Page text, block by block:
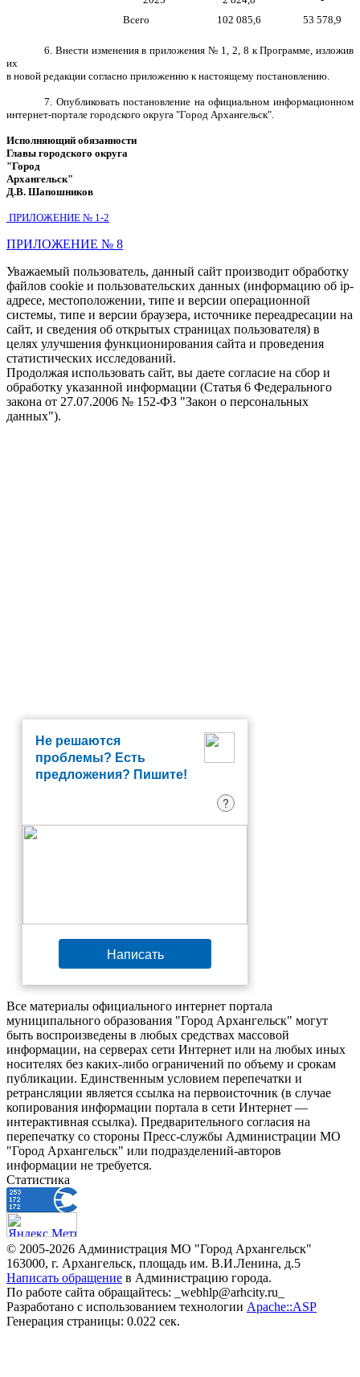
Всего
102 085,6 53 578,9
6. Внести изменения в приложения № 1, 2, 8 к Программе, изложив
их
в новой редакции согласно приложению к настоящему постановлению.
7. Опубликовать постановление на официальном информационном
интернет-портале городского округа "Город Архангельск".
Исполняющий обязанности
Главы городского округа
"Город
Архангельск"
Д.В. Шапошников
ПРИЛОЖЕНИЕ № 1-2
ПРИЛОЖЕНИЕ № 8
Уважаемый пользователь, данный сайт производит обработку
файлов cookie и пользовательских данных (информацию об ip-
адресе, местоположении, типе и версии операционной
системы, типе и версии браузера, источнике переадресации на
сайт, и сведения об открытых страницах пользователя) в
целях улучшения функционирования сайта и проведения
статистических исследований.
Продолжая использовать сайт, вы даете согласие на сбор и
обработку указанной информации (Статья 6 Федерального
закона от 27.07.2006 № 152-ФЗ "Закон о персональных
данных").
Не решаются
проблемы? Есть
предложения? Пишите!
?
Написать
Все материалы официального интернет портала
муниципального образования "Город Архангельск" могут
быть воспроизведены в любых средствах массовой
информации, на серверах сети Интернет или на любых иных
носителях без каких-либо ограничений по объему и срокам
публикации. Единственным условием перепечатки и
ретрансляции является ссылка на первоисточник (в случае
копирования информации портала в сети Интернет —
интерактивная ссылка). Предварительного согласия на
перепечатку со стороны Пресс-службы Администрации МО
"Город Архангельск" или подразделений-авторов
информации не требуется.
Статистика
© 2005-2026 Администрация МО "Город Архангельск"
163000, г. Архангельск, площадь им. В.И.Ленина, д.5
Написать обращение в Администрацию города.
По работе сайта обращайтесь: _webhlp@arhcity.ru_
Разработано с использованием технологии Apache::ASP
Генерация страницы: 0.022 сек.